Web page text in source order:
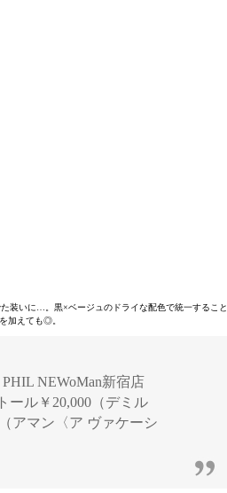
装いに…。黒×ベージュのドライな配色で統一すること
加えても◎。
NEWoMan新宿店
ル￥20,000（デミル
アマン〈ア ヴァケーシ